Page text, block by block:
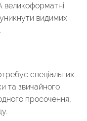
великоформатні
видимих
спеціальних
та звичайного
просочення,